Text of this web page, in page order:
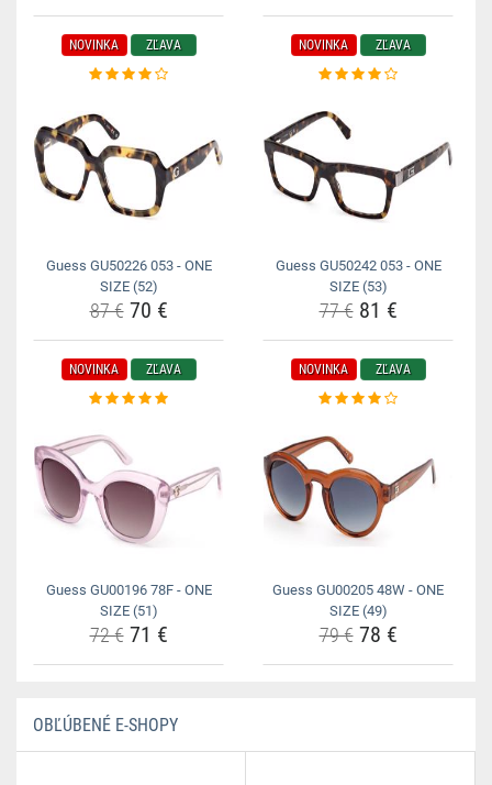
NOVINKA ZĽAVA
Guess GU50226 053 - ONE
SIZE (52)
87 €70 €
NOVINKA ZĽAVA
Guess GU50242 053 - ONE
SIZE (53)
77 €81 €
NOVINKA ZĽAVA
Guess GU00196 78F - ONE
SIZE (51)
72 €71 €
NOVINKA ZĽAVA
Guess GU00205 48W - ONE
SIZE (49)
79 €78 €
OBĽÚBENÉ E-SHOPY